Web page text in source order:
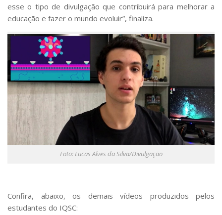
esse o tipo de divulgação que contribuirá para melhorar a
educação e fazer o mundo evoluir”, finaliza.
Foto: Lucas Alves da Silva/Divulgação
Confira, abaixo, os demais vídeos produzidos pelos
estudantes do IQSC: